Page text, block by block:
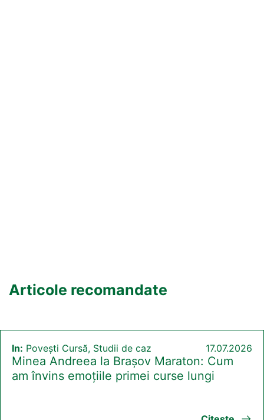
Articole recomandate
In: Povești Cursă, Studii de caz 17.07.2026
Minea Andreea la Brașov Maraton: Cum
am învins emoțiile primei curse lungi